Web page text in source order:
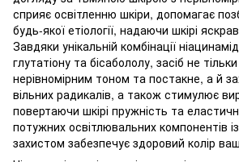
сприяє освітленню шкіри, допомагає
будь-якої етіології, надаючи шкірі
Завдяки унікальній комбінації
глутатіону та бісабололу, засіб не
нерівномірним тоном та постакне, а й
вільних радикалів, а також стимулює
повертаючи шкірі пружність та
потужних освітлювальних компонентів
захистом забезпечує здоровий колір